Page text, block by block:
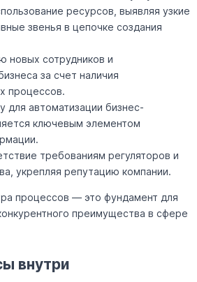
ресурсов, выявляя узкие
звенья в цепочке создания
новых сотрудников и
за счет наличия
процессов.
для автоматизации бизнес-
ключевым элементом
требованиям регуляторов и
укрепляя репутацию компании.
процессов — это фундамент для
преимущества в сфере
внутри